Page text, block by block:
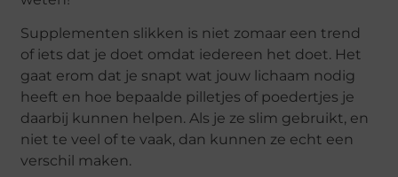
Supplementen slikken is niet zomaar een trend
of iets dat je doet omdat iedereen het doet. Het
gaat erom dat je snapt wat jouw lichaam nodig
heeft en hoe bepaalde pilletjes of poedertjes je
daarbij kunnen helpen. Als je ze slim gebruikt, en
niet te veel of te vaak, dan kunnen ze echt een
verschil maken.